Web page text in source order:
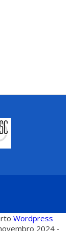
Wordpress
2024 -